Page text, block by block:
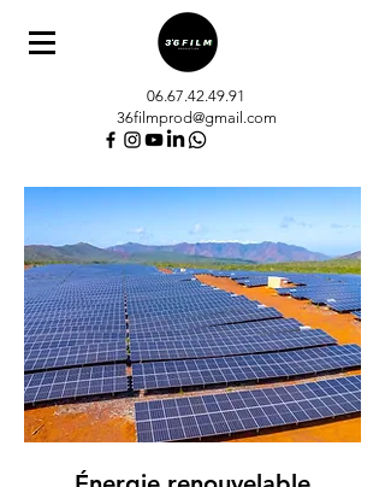
06.67.42.49.91
36filmprod@gmail.com